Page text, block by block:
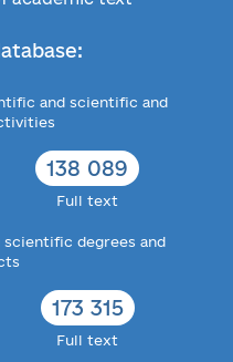
and scientific and
138 089
Full text
degrees and
173 315
Full text